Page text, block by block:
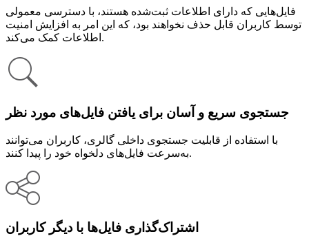
فایل‌هایی که دارای اطلاعات ثبت‌شده هستند، با دسترسی معمولی
توسط کاربران قابل حذف نخواهند بود، که این امر به افزایش امنیت
اطلاعات کمک می‌کند.
جستجوی سریع و آسان برای یافتن فایل‌های مورد نظر
با استفاده از قابلیت جستجوی داخلی گالری، کاربران می‌توانند
به‌سرعت فایل‌های دلخواه خود را پیدا کنند.
اشتراک‌گذاری فایل‌ها با دیگر کاربران